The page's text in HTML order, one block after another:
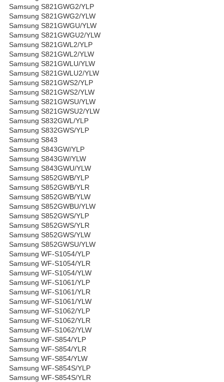
Samsung S821GWG2/YLP
Samsung S821GWG2/YLW
Samsung S821GWGU/YLW
Samsung S821GWGU2/YLW
Samsung S821GWL2/YLP
Samsung S821GWL2/YLW
Samsung S821GWLU/YLW
Samsung S821GWLU2/YLW
Samsung S821GWS2/YLP
Samsung S821GWS2/YLW
Samsung S821GWSU/YLW
Samsung S821GWSU2/YLW
Samsung S832GWL/YLP
Samsung S832GWS/YLP
Samsung S843
Samsung S843GW/YLP
Samsung S843GW/YLW
Samsung S843GWU/YLW
Samsung S852GWB/YLP
Samsung S852GWB/YLR
Samsung S852GWB/YLW
Samsung S852GWBU/YLW
Samsung S852GWS/YLP
Samsung S852GWS/YLR
Samsung S852GWS/YLW
Samsung S852GWSU/YLW
Samsung WF-S1054/YLP
Samsung WF-S1054/YLR
Samsung WF-S1054/YLW
Samsung WF-S1061/YLP
Samsung WF-S1061/YLR
Samsung WF-S1061/YLW
Samsung WF-S1062/YLP
Samsung WF-S1062/YLR
Samsung WF-S1062/YLW
Samsung WF-S854/YLP
Samsung WF-S854/YLR
Samsung WF-S854/YLW
Samsung WF-S854S/YLP
Samsung WF-S854S/YLR